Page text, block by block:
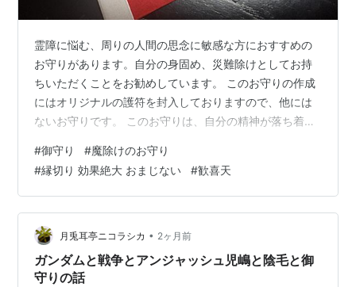
霊障に悩む、周りの人間の思念に敏感な方におすすめの
お守りがあります。自分の身固め、災難除けとしてお持
ちいただくことをお勧めしています。 このお守りの作成
にはオリジナルの護符を封入しておりますので、他には
ないお守りです。 このお守りは、自分の精神が落ち着
た。というのも、職場のトラブルで人間関係に恐怖心を
持たれている方のご祈祷に際し、このお守りを授与しま
した。 家を出るのもとても怖く長く人と接することをさ
れない方でしたが、守られているという実感があり、今
ではご友人とランチなどにお出かけができるほどになっ
たそうです。 もちろん浴油祈祷による歓喜天のお…
#御守り #魔除けのお守り
#縁切り 効果絶大 おまじない #歓喜天
月兎耳亭ニコラシカ • 2ヶ月前
ガンダムと戦争とアンジャッシュ児嶋と陰毛と御
守りの話